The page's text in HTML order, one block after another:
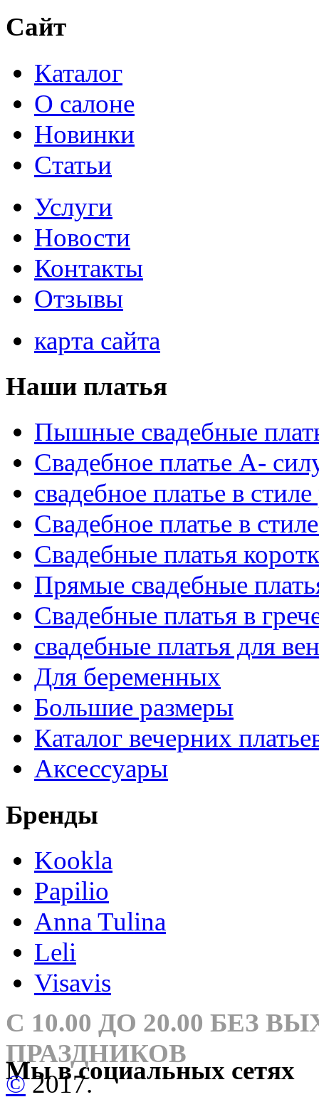
Сайт
Каталог
О салоне
Новинки
Статьи
Услуги
Новости
Контакты
Отзывы
карта сайта
Наши платья
Пышные свадебные
Свадебное платье А-
свадебное платье в
Свадебное платье в
Свадебные платья
Прямые свадебные
Свадебные платья в
свадебные платья для
Для беременных
Большие размеры
Каталог вечерних
Аксессуары
Бренды
Kookla
Papilio
Anna Tulina
Leli
Visavis
Мы в социальных сетях
С 10.00 ДО 20.00 БЕЗ
ПРАЗДНИКОВ
©2017.